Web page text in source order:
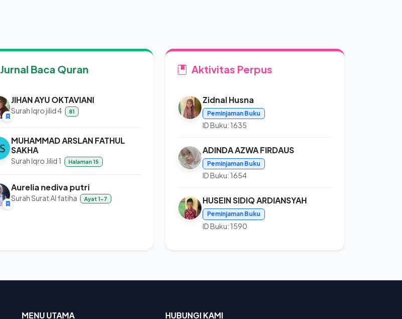
Jurnal Baca Quran
JIHAN AYU OKTAVIANI
Surah Iqro jilid 4 81
MUHAMMAD ARSLAN FATHUL
SAKHA
Surah Iqro Jilid 1 Halaman 15
Aurelia nediva putri
Surah Surat Al fatiha Ayat 1-7
Aktivitas Perpus
Zidnal Husna
Peminjaman Buku
ID Buku: 1635
ADINDA AZWA FIRDAUS
Peminjaman Buku
ID Buku: 1654
HUSEIN SIDIQ ARDIANSYAH
Peminjaman Buku
ID Buku: 1590
MENU UTAMA HUBUNGI KAMI